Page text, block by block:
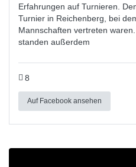
Erfahrungen auf Turnieren.
Turnier in Reichenberg, bei
Mannschaften vertreten
standen außerdem
8
Auf Facebook ansehen